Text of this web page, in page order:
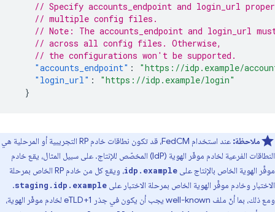
// Specify accounts_endpoint and login_url
// multiple config files.
// Note: The accounts_endpoint and login_url
// across all config files. Otherwise,
// the configurations won't be supported.
"accounts_endpoint" :
"https://idp.example/
"login_url" :
"https://idp.example/login"
}
ملاحظة:
عند استخدام FedCM، قد تكون نطاقات خادم RP التجريبية أو المرحلية هي
النطاقات الفرعية لخادم موفّر الهوية (IdP) المخصّص للإنتاج. على سبيل المثال، يقع خادم
موفِّر الهوية الخاص بالإنتاج على idp.example
، ويقع كل من خادم RP الخاص بمرحلة
الاختبار وخادم موفِّر الهوية الخاص بمرحلة الاختبار على staging.idp.example
.
ومع ذلك، بما أنّ ملف well-known يجب أن يكون في جذر eTLD+1 لخادم موفّر الهوية،